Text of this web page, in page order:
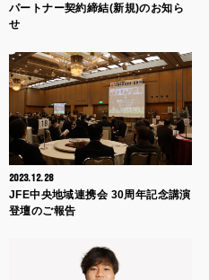
パートナー契約締結(新規)のお知ら
せ
2023.12.28
JFE中央地域連携会 30周年記念講演
登壇のご報告